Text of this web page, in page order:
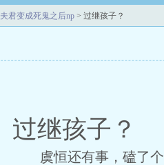
夫君变成死鬼之后np > 过继孩子？
过继孩子？
虞恒还有事，磕了个